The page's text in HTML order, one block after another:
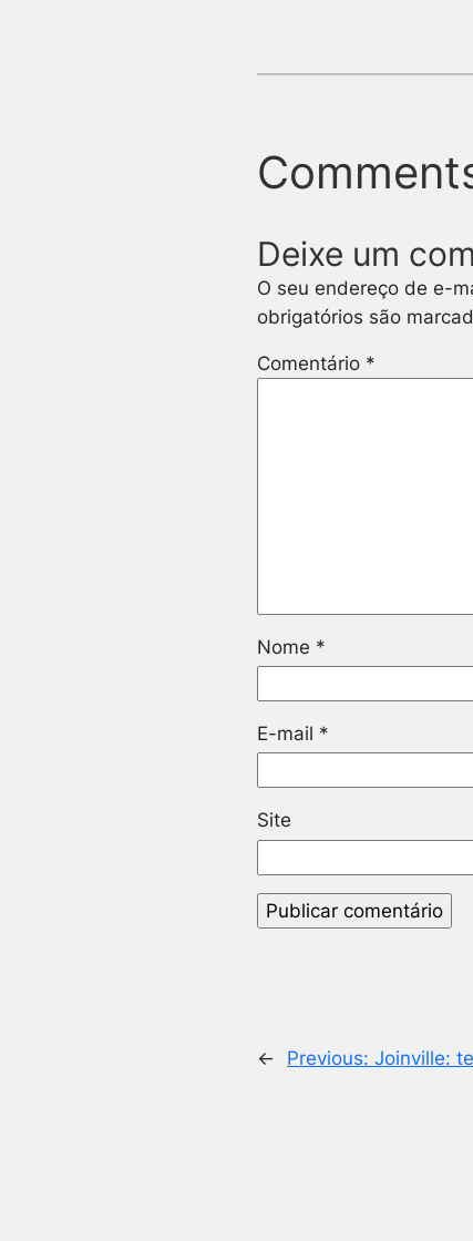
Deixe um
O seu endereço de e-
obrigatórios são
Comentário *
Nome *
E-mail *
Site
← Previous: Joinville: